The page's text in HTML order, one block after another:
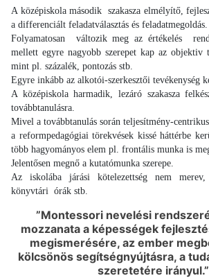
A középiskola második szakasza elmélyítő,
a differenciált feladatválasztás és feladatmegoldás.
Folyamatosan változik meg az értékelés
mellett egyre nagyobb szerepet kap az objektiv
mint pl. százalék, pontozás stb.
Egyre inkább az alkotói-szerkesztői tevékenység
A középiskola harmadik, lezáró szakasza
továbbtanulásra.
Mivel a továbbtanulás során teljesítmény-centrikus
a reformpedagógiai törekvések kissé háttérbe
több hagyományos elem pl. frontális munka is
Jelentősen megnő a kutatómunka szerepe.
Az iskolába járási kötelezettség nem merev,
könyvtári órák stb.
”Montessori nevelési
mozzanata a képességek
megismerésére, az ember
kölcsönös segítségnyújtásra, a
szeretetére irányul.”